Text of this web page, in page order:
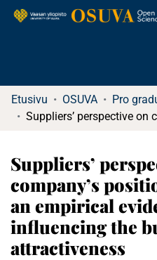
Etusivu OSUVA
Suppliers’
company’s
an empirical
influencing the
attractiveness